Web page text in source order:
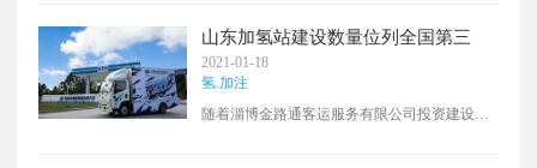
电、光伏发电、生物质能开发、地热能开发、
氢能开发五个产业主攻方向。
山东加氢站建设数量位列全国第三
2021-01-18
氢.加注
​随着淄博金路通客运服务有限公司投资建设的